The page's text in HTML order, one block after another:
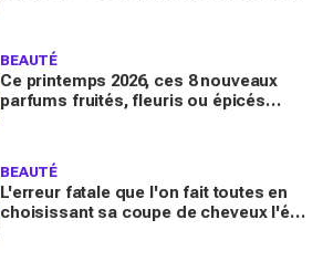
BEAUTÉ
Ce printemps 2026, ces 8 nouveaux
parfums fruités, fleuris ou épicés
BEAUTÉ
L'erreur fatale que l'on fait toutes en
choisissant sa coupe de cheveux l'été